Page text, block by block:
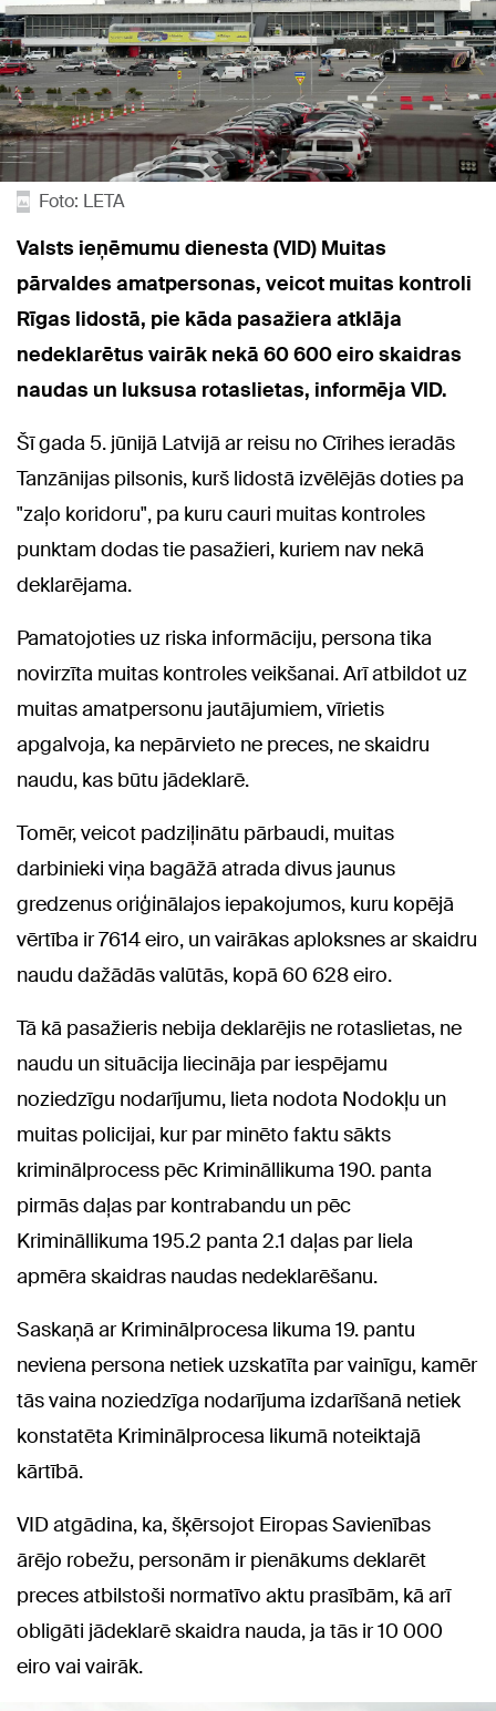
Foto: LETA
Valsts ieņēmumu dienesta (VID) Muitas
pārvaldes amatpersonas, veicot muitas kontroli
Rīgas lidostā, pie kāda pasažiera atklāja
nedeklarētus vairāk nekā 60 600 eiro skaidras
naudas un luksusa rotaslietas, informēja VID.
Šī gada 5. jūnijā Latvijā ar reisu no Cīrihes ieradās
Tanzānijas pilsonis, kurš lidostā izvēlējās doties pa
"zaļo koridoru", pa kuru cauri muitas kontroles
punktam dodas tie pasažieri, kuriem nav nekā
deklarējama.
Pamatojoties uz riska informāciju, persona tika
novirzīta muitas kontroles veikšanai. Arī atbildot uz
muitas amatpersonu jautājumiem, vīrietis
apgalvoja, ka nepārvieto ne preces, ne skaidru
naudu, kas būtu jādeklarē.
Tomēr, veicot padziļinātu pārbaudi, muitas
darbinieki viņa bagāžā atrada divus jaunus
gredzenus oriģinālajos iepakojumos, kuru kopējā
vērtība ir 7614 eiro, un vairākas aploksnes ar skaidru
naudu dažādās valūtās, kopā 60 628 eiro.
Tā kā pasažieris nebija deklarējis ne rotaslietas, ne
naudu un situācija liecināja par iespējamu
noziedzīgu nodarījumu, lieta nodota Nodokļu un
muitas policijai, kur par minēto faktu sākts
kriminālprocess pēc Krimināllikuma 190. panta
pirmās daļas par kontrabandu un pēc
Krimināllikuma 195.2 panta 2.1 daļas par liela
apmēra skaidras naudas nedeklarēšanu.
Saskaņā ar Kriminālprocesa likuma 19. pantu
neviena persona netiek uzskatīta par vainīgu, kamēr
tās vaina noziedzīga nodarījuma izdarīšanā netiek
konstatēta Kriminālprocesa likumā noteiktajā
kārtībā.
VID atgādina, ka, šķērsojot Eiropas Savienības
ārējo robežu, personām ir pienākums deklarēt
preces atbilstoši normatīvo aktu prasībām, kā arī
obligāti jādeklarē skaidra nauda, ja tās ir 10 000
eiro vai vairāk.